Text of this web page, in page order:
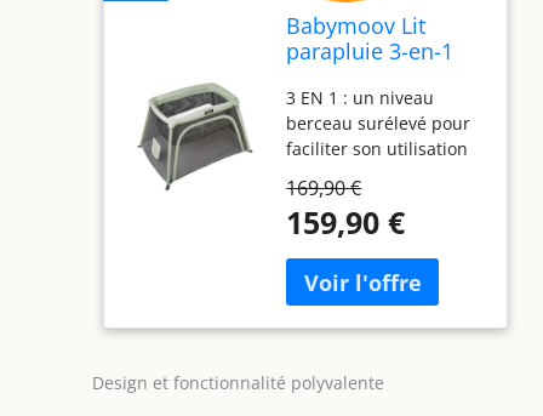
Babymoov Lit
parapluie 3-en-1
Idéal dès la
Naissance et
jusqu'à 4 ans - 2
niveaux:Berceau et
grand Lit
d'appoint-Evolutif
en Aire de jeux -
Facile à monter et
à plier - Garanti à
vie
3 EN 1 : un niveau
berceau surélevé pour
faciliter son utilisation
(48x80cm) - Un
deuxième niveau pour
jusqu'à 4 ans
(118x78cm) - Une
grande aire de jeux
matelas d'une
169,90 €
159,90 €
Design et fonctionnalité polyvalente